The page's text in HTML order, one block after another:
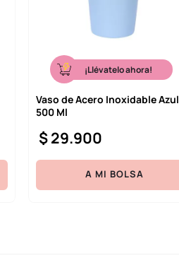
¡Llévatelo ahora!
Vaso de Acero Inoxidable Azul
500 Ml
$29.900
A MI BOLSA